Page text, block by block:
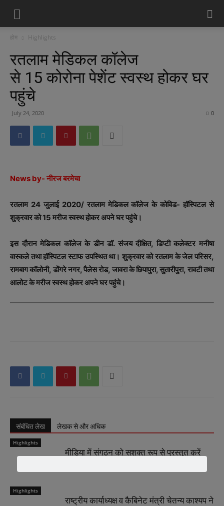
होम Highlights
रतलाम मेडिकल कॉलेज
से 15 कोरोना पेशेंट स्वस्थ होकर घर
पहुंचे
July 24, 2020 0
News by- नीरज बरमेचा
रतलाम 24 जुलाई 2020/ रतलाम मेडिकल कॉलेज के कोविड- हॉस्पिटल से
शुक्रवार को 15 मरीज स्वस्थ होकर अपने घर पहुंचे।
इस दौरान मेडिकल कॉलेज के डीन डॉ. संजय दीक्षित, डिप्टी कलेक्टर मनीषा
वास्कले तथा हॉस्पिटल स्टाफ उपस्थित था। शुक्रवार को रतलाम के जेल परिसर,
रामबाग कॉलोनी, डोंगरे नगर, पैलेस रोड, जावरा के छिपापुरा, सुतारीपुरा, रावटी तथा
आलोट के मरीज स्वस्थ होकर अपने घर पहुंचे।
संबंधित लेख लेखक से और अधिक
Highlights
मीडिया में संगठन को सशक्त रूप से प्रस्तुत करें
Highlights
राष्ट्रीय कार्याध्यक्ष व कैबिनेट मंत्री चेतन्य काश्यप ने